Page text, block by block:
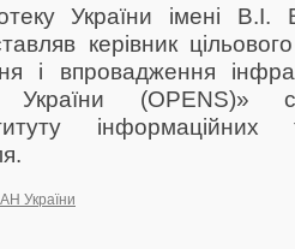
України імені
керівник
і впровадження
(OPENS)»
інформаційних
України